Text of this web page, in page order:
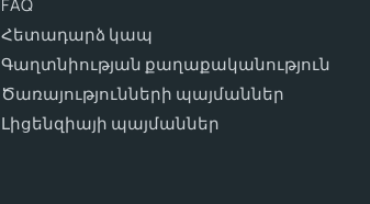
FAQ
Հետադարձ կապ
Գաղտնիության քաղաքականություն
Ծառայությունների պայմաններ
Լիցենզիայի պայմաններ